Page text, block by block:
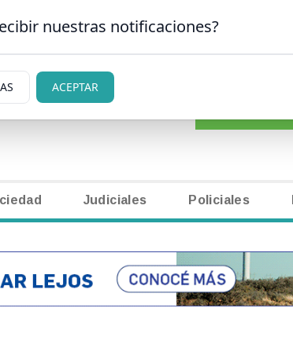
DE BARILOCHE CLASIFICADOS
Judiciales Policiales
nuestras notificaciones?
ACEPTAR